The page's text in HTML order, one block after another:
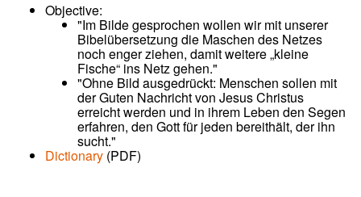
Objective:
"Im Bilde gesprochen wollen wir mit unserer
Bibelübersetzung die Maschen des Netzes
noch enger ziehen, damit weitere „kleine
Fische“ ins Netz gehen."
"Ohne Bild ausgedrückt: Menschen sollen mit
der Guten Nachricht von Jesus Christus
erreicht werden und in ihrem Leben den Segen
erfahren, den Gott für jeden bereithält, der ihn
sucht."
Dictionary (PDF)